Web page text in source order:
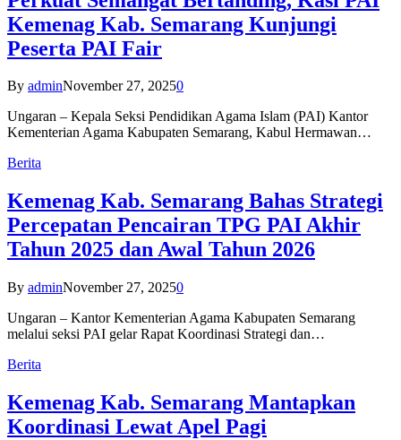
Kemenag Kab. Semarang Kunjungi
Peserta PAI Fair
By adminNovember 27, 20250
Ungaran – Kepala Seksi Pendidikan Agama Islam (PAI) Kantor
Kementerian Agama Kabupaten Semarang, Kabul Hermawan…
Berita
Kemenag Kab. Semarang Bahas Strategi
Percepatan Pencairan TPG PAI Akhir
Tahun 2025 dan Awal Tahun 2026
By adminNovember 27, 20250
Ungaran – Kantor Kementerian Agama Kabupaten Semarang
melalui seksi PAI gelar Rapat Koordinasi Strategi dan…
Berita
Kemenag Kab. Semarang Mantapkan
Koordinasi Lewat Apel Pagi